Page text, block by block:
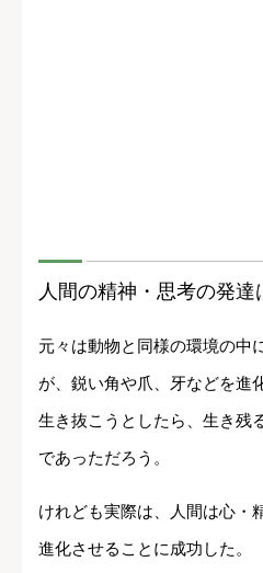
人間の精神・思考の発
元々は動物と同様の環境の中
が、鋭い角や爪、牙などを進
生き抜こうとしたら、生き残
であっただろう。
けれども実際は、人間は心・
進化させることに成功した。